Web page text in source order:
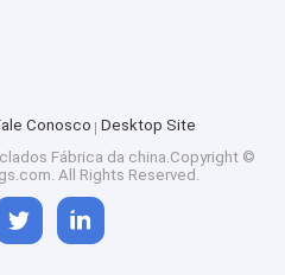
Conosco Desktop Site
Fábrica da china.Copyright ©
All Rights Reserved.